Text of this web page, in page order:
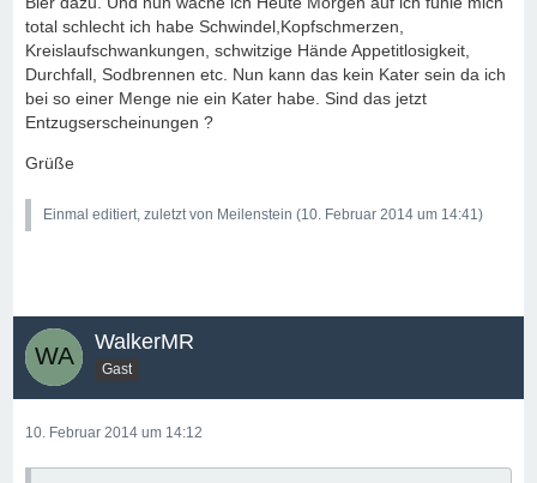
total schlecht ich habe Schwindel,Kopfschmerzen,
Kreislaufschwankungen, schwitzige Hände Appetitlosigkeit,
Durchfall, Sodbrennen etc. Nun kann das kein Kater sein da ich
bei so einer Menge nie ein Kater habe. Sind das jetzt
Entzugserscheinungen ?
Grüße
Einmal editiert, zuletzt von Meilenstein (10. Februar 2014 um 14:41)
WalkerMR
Gast
10. Februar 2014 um 14:12